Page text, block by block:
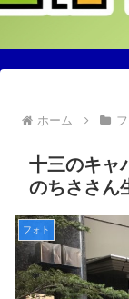
ホーム
十三のキャ
のちささん
フォト